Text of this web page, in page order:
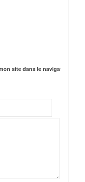
site dans le navigateur